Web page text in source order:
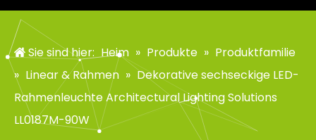
Sie sind hier: Heim » Produkte » Produktfamilie
» Linear & Rahmen » Dekorative sechseckige LED-
Rahmenleuchte Architectural Lighting Solutions
LL0187M-90W